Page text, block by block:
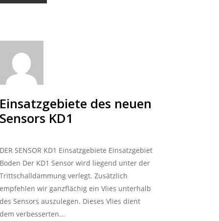
Einsatzgebiete des neuen
Sensors KD1
DER SENSOR KD1 Einsatzgebiete Einsatzgebiet
Boden Der KD1 Sensor wird liegend unter der
Trittschalldämmung verlegt. Zusätzlich
empfehlen wir ganzflächig ein Vlies unterhalb
des Sensors auszulegen. Dieses Vlies dient
dem verbesserten...